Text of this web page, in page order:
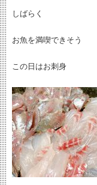
しばらく
お魚を満喫できそう
この日はお刺身